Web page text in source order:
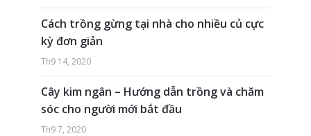
Cách trồng gừng tại nhà cho nhiều củ cực
kỳ đơn giản
Th9 14, 2020
Cây kim ngân – Hướng dẫn trồng và chăm
sóc cho người mới bắt đầu
Th9 7, 2020